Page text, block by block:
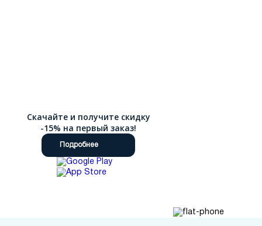
Скачайте и получите скидку
-15% на первый заказ!
Подробнее